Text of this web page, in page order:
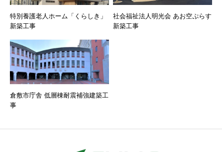
特別養護老人ホーム「くらしき」
新築工事
社会福祉法人明光会 あお空ぷらす
新築工事
倉敷市庁舎 低層棟耐震補強建築工
事